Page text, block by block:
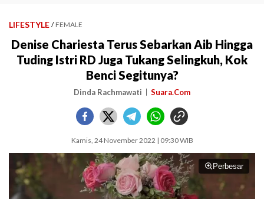
LIFESTYLE / FEMALE
Denise Chariesta Terus Sebarkan Aib Hingga
Tuding Istri RD Juga Tukang Selingkuh, Kok
Benci Segitunya?
Dinda Rachmawati Suara.Com
Kamis, 24 November 2022 | 09:30 WIB
Perbesar